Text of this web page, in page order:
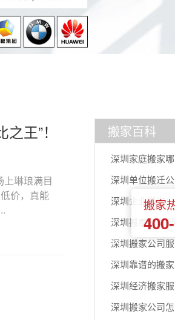
王”！
琳琅满目
价，真能
搬家百科
深圳家庭搬家
深圳单位搬迁公
深圳企业搬家公
深圳搬家公司
深圳搬家公司
深圳靠谱的搬
深圳经济搬家服
深圳搬家公司怎
搬家